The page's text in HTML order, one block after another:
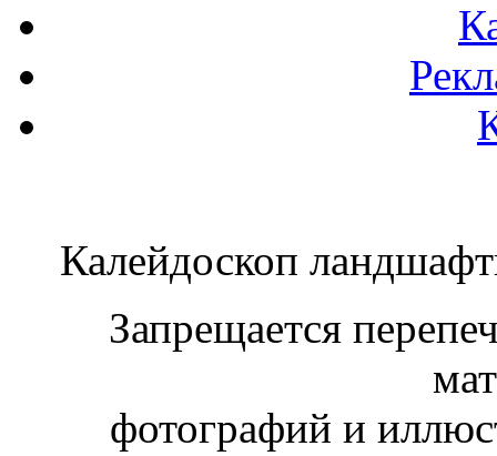
Калейдоскоп
Запрещается
фотографий и